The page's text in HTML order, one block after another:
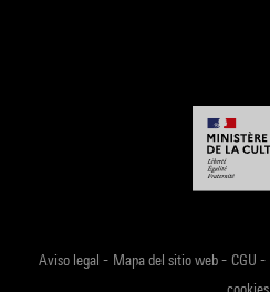
Aviso legal - Mapa del sitio web- CGU -